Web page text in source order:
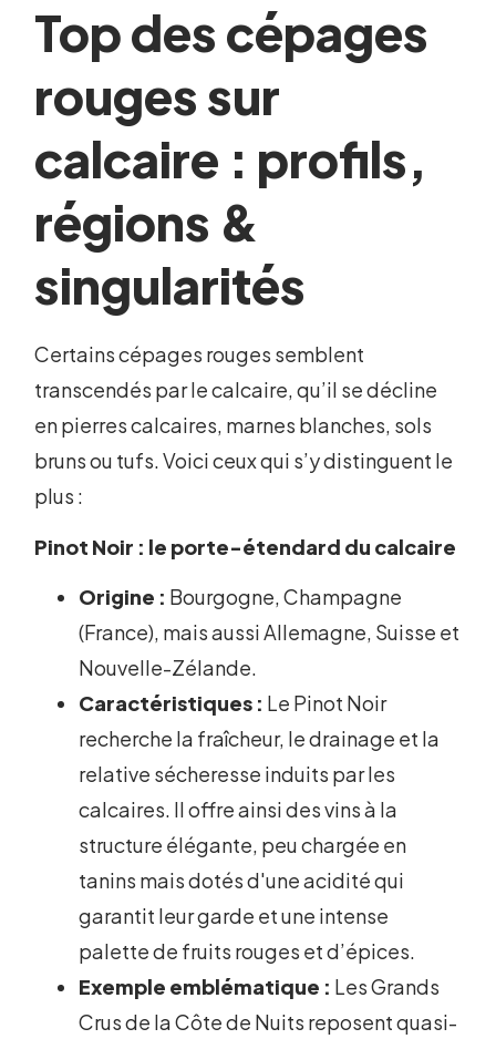
Top des cépages
rouges sur
calcaire : profils,
régions &
singularités
Certains cépages rouges semblent
transcendés par le calcaire, qu’il se décline
en pierres calcaires, marnes blanches, sols
bruns ou tufs. Voici ceux qui s’y distinguent le
plus :
Pinot Noir : le porte-étendard du calcaire
Origine : Bourgogne, Champagne
(France), mais aussi Allemagne, Suisse et
Nouvelle-Zélande.
Caractéristiques : Le Pinot Noir
recherche la fraîcheur, le drainage et la
relative sécheresse induits par les
calcaires. Il offre ainsi des vins à la
structure élégante, peu chargée en
tanins mais dotés d'une acidité qui
garantit leur garde et une intense
palette de fruits rouges et d’épices.
Exemple emblématique : Les Grands
Crus de la Côte de Nuits reposent quasi-